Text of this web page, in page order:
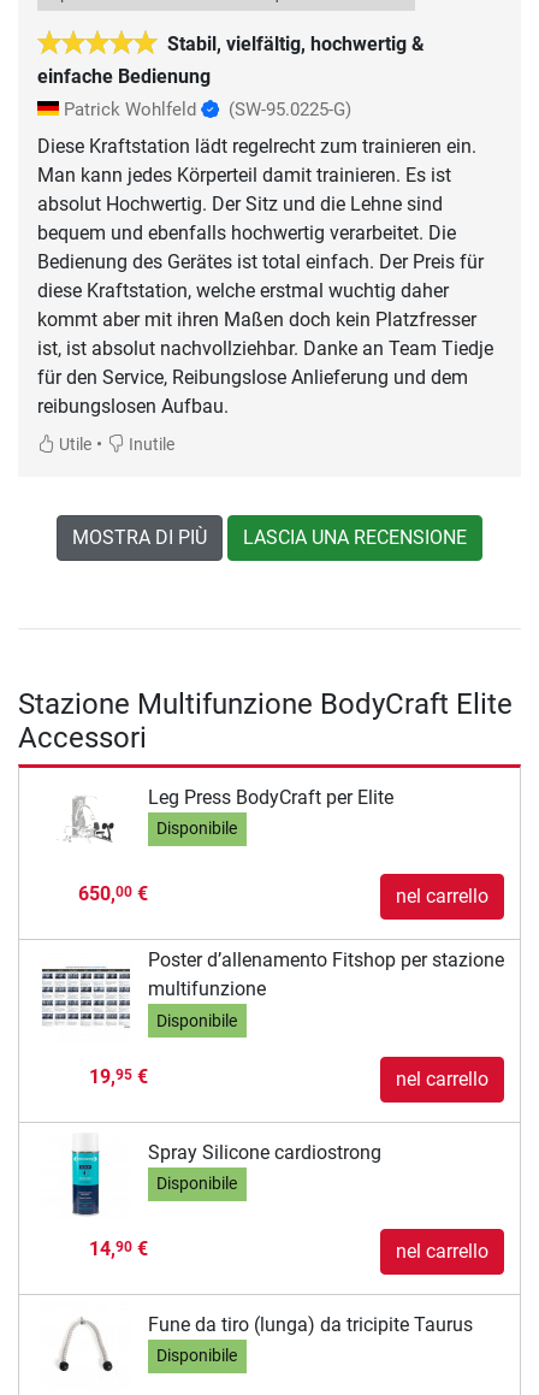
Stabil, vielfältig, hochwertig &
einfache Bedienung
Patrick Wohlfeld (SW-95.0225-G)
Diese Kraftstation lädt regelrecht zum trainieren ein.
Man kann jedes Körperteil damit trainieren. Es ist
absolut Hochwertig. Der Sitz und die Lehne sind
bequem und ebenfalls hochwertig verarbeitet. Die
Bedienung des Gerätes ist total einfach. Der Preis für
diese Kraftstation, welche erstmal wuchtig daher
kommt aber mit ihren Maßen doch kein Platzfresser
ist, ist absolut nachvollziehbar. Danke an Team Tiedje
für den Service, Reibungslose Anlieferung und dem
reibungslosen Aufbau.
Utile • Inutile
MOSTRA DI PIÙ LASCIA UNA RECENSIONE
Stazione Multifunzione BodyCraft Elite
Accessori
Leg Press BodyCraft per Elite
Disponibile
650,00€ nel carrello
Poster d’allenamento Fitshop per stazione
multifunzione
Disponibile
19,95€ nel carrello
Spray Silicone cardiostrong
Disponibile
14,90€ nel carrello
Fune da tiro (lunga) da tricipite Taurus
Disponibile